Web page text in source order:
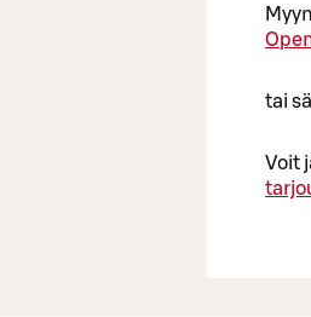
tai
Voit